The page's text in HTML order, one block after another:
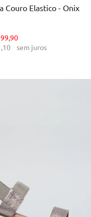
Couro Elastico - Onix
99,90
,10 sem juros